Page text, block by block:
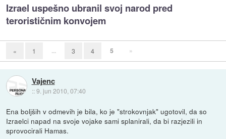
Izrael uspešno ubranil svoj narod pred
terorističnim konvojem
« 1 ... 3 4 5 »
Vajenc
::9. jun 2010, 07:40
Ena boljših v odmevih je bila, ko je "strokovnjak" ugotovil, da so
Izraelci napad na svoje vojake sami splanirali, da bi razjezili in
sprovocirali Hamas.